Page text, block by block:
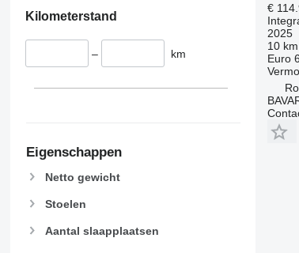
Kilometerstand
– km
Eigenschappen
Netto gewicht
Stoelen
Aantal slaapplaatsen
€
2025
10 km
Euro 6